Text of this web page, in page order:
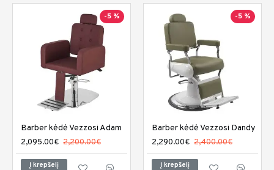
-5 %
Barber kėdė Vezzosi Adam
2,095.00€ 2,200.00€
Į krepšelį
-5 %
Barber kėdė Vezzosi Dandy
2,290.00€ 2,400.00€
Į krepšelį